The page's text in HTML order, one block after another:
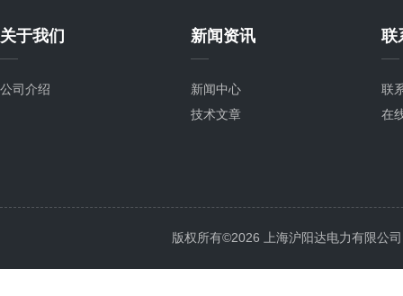
关于我们
公司介绍
新闻资讯
新闻中心
技术文章
联
联
在
版权所有©2026 上海沪阳达电力有限公